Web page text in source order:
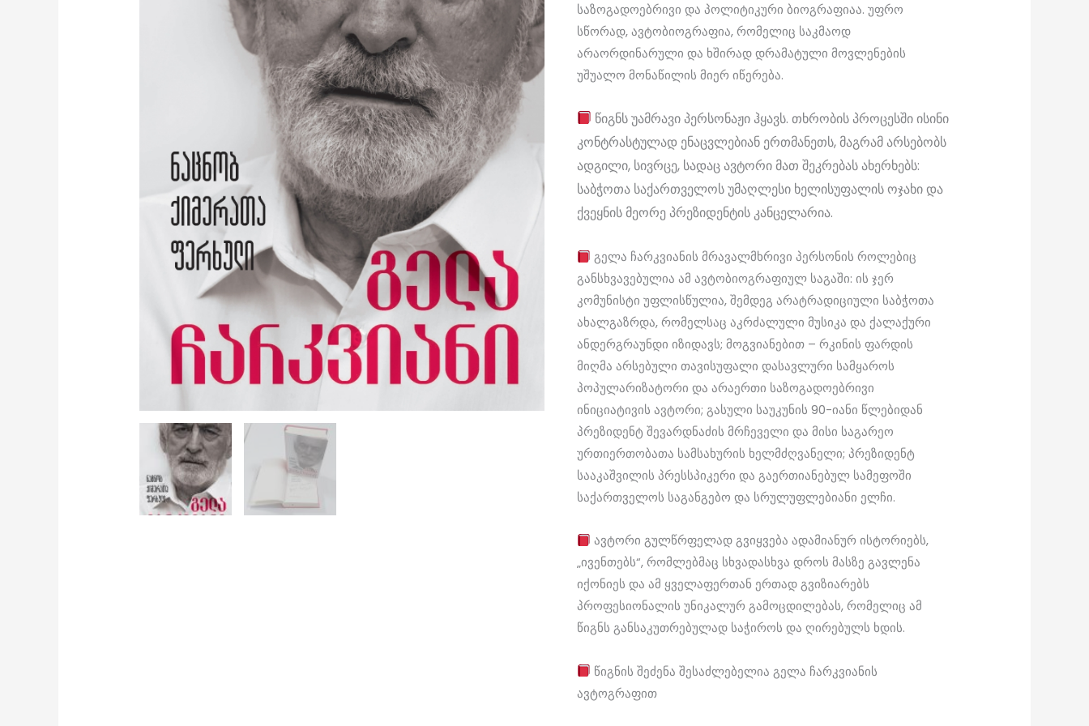
საზოგადოებრივი და პოლიტიკური ბიოგრაფიაა. უფრო
სწორად, ავტობიოგრაფია, რომელიც საკმაოდ
არაორდინარული და ხშირად დრამატული მოვლენების
უშუალო მონაწილის მიერ იწერება.
წიგნს უამრავი პერსონაჟი ჰყავს. თხრობის პროცესში ისინი
კონტრასტულად ენაცვლებიან ერთმანეთს, მაგრამ არსებობს
ადგილი, სივრცე, სადაც ავტორი მათ შეკრებას ახერხებს:
საბჭოთა საქართველოს უმაღლესი ხელისუფალის ოჯახი და
ქვეყნის მეორე პრეზიდენტის კანცელარია.
გელა ჩარკვიანის მრავალმხრივი პერსონის როლებიც
განსხვავებულია ამ ავტობიოგრაფიულ საგაში: ის ჯერ
კომუნისტი უფლისწულია, შემდეგ არატრადიციული საბჭოთა
ახალგაზრდა, რომელსაც აკრძალული მუსიკა და ქალაქური
ანდერგრაუნდი იზიდავს; მოგვიანებით – რკინის ფარდის
მიღმა არსებული თავისუფალი დასავლური სამყაროს
პოპულარიზატორი და არაერთი საზოგადოებრივი
ინიციატივის ავტორი; გასული საუკუნის 90-იანი წლებიდან
პრეზიდენტ შევარდნაძის მრჩეველი და მისი საგარეო
ურთიერთობათა სამსახურის ხელმძღვანელი; პრეზიდენტ
სააკაშვილის პრესსპიკერი და გაერთიანებულ სამეფოში
საქართველოს საგანგებო და სრულუფლებიანი ელჩი.
ავტორი გულწრფელად გვიყვება ადამიანურ ისტორიებს,
„ივენთებს“, რომლებმაც სხვადასხვა დროს მასზე გავლენა
იქონიეს და ამ ყველაფერთან ერთად გვიზიარებს
პროფესიონალის უნიკალურ გამოცდილებას, რომელიც ამ
წიგნს განსაკუთრებულად საჭიროს და ღირებულს ხდის.
წიგნის შეძენა შესაძლებელია გელა ჩარკვიანის
ავტოგრაფით